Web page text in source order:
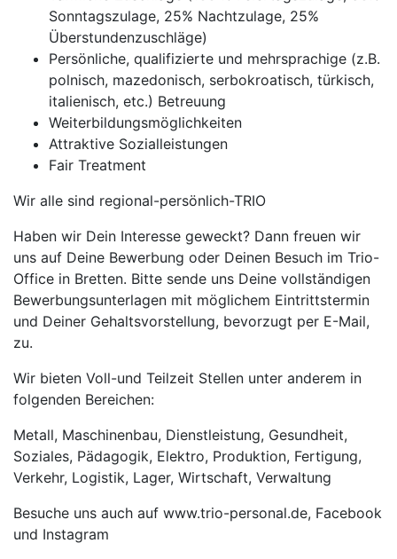
Sonntagszulage, 25% Nachtzulage, 25%
Überstundenzuschläge)
Persönliche, qualifizierte und mehrsprachige (z.B.
polnisch, mazedonisch, serbokroatisch, türkisch,
italienisch, etc.) Betreuung
Weiterbildungsmöglichkeiten
Attraktive Sozialleistungen
Fair Treatment
Wir alle sind regional-persönlich-TRIO
Haben wir Dein Interesse geweckt? Dann freuen wir
uns auf Deine Bewerbung oder Deinen Besuch im Trio-
Office in Bretten. Bitte sende uns Deine vollständigen
Bewerbungsunterlagen mit möglichem Eintrittstermin
und Deiner Gehaltsvorstellung, bevorzugt per E-Mail,
zu.
Wir bieten Voll-und Teilzeit Stellen unter anderem in
folgenden Bereichen:
Metall, Maschinenbau, Dienstleistung, Gesundheit,
Soziales, Pädagogik, Elektro, Produktion, Fertigung,
Verkehr, Logistik, Lager, Wirtschaft, Verwaltung
Besuche uns auch auf www.trio-personal.de, Facebook
und Instagram